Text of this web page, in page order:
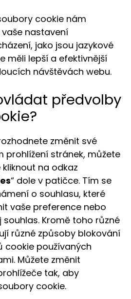
cookie nám
nastavení
jako jsou jazykové
měli lepší a efektivnější
návštěvách webu.
předvolby
změnit své
prohlížení stránek, můžete
na odkaz
“ dole v patičce. Tím se
o souhlasu, které
vaše preference nebo
Kromě toho různé
různé způsoby blokování
cookie používaných
Můžete změnit
tak, aby
cookie.